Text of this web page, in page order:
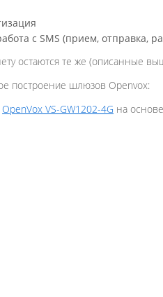
с SMS (прием, отправка,
остаются те же (описанные
построение шлюзов Openvox:
OpenVox VS-GW1202-4G на